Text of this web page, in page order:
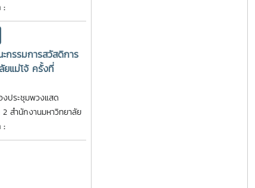
:
กรรมการสวัสดิการ
ยแม่โจ้ ครั้งที่
งประชุมพวงแสด
สำนักงานมหาวิทยาลัย
: